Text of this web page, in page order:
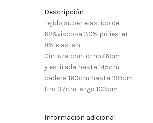
Descripción
Tejido super elastico de
62%viscosa 30% poliester
8% elastan.
Cintura contorno76cm
y estirada hasta 145cm
cadera 160cm hasta 190cm
tiro 37cm largo 103cm
Información adicional